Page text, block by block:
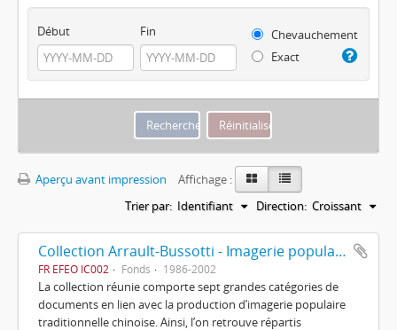
Début Fin
Chevauchement
Exact
Aperçu avant impression
Affichage :
Trier par: Identifiant Direction: Croissant
Collection Arrault-Bussotti - Imagerie populaire chinoise
FR EFEO IC002 Fonds 1986-2002
La collection réunie comporte sept grandes catégories de
documents en lien avec la production d’imagerie populaire
traditionnelle chinoise. Ainsi, l’on retrouve répartis